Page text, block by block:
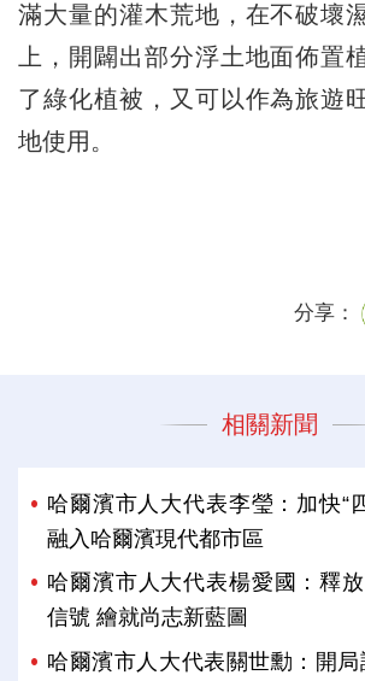
滿大量的灌木荒地，在不破壞
上，開闢出部分浮土地面佈置
了綠化植被，又可以作為旅遊
地使用。
分享：
相關新聞
哈爾濱市人大代表李瑩：加快“
融入哈爾濱現代都市區
哈爾濱市人大代表楊愛國：釋
信號 繪就尚志新藍圖
哈爾濱市人大代表關世勳：開